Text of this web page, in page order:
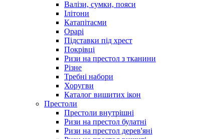
Валізи, сумки, пояси
Ілітони
Катапітасми
Орарі
Підставки під хрест
Покрівці
Ризи на престол з тканини
Різне
Требні набори
Хоругви
Каталог вишитих ікон
Престоли
Престоли внутрішні
Ризи на престол булатні
Ризи на престол дерев'яні